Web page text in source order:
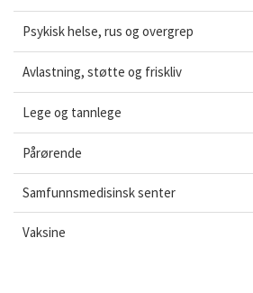
Psykisk helse, rus og overgrep
Avlastning, støtte og friskliv
Lege og tannlege
Pårørende
Samfunnsmedisinsk senter
Vaksine